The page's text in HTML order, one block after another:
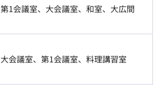
第1会議室、大会議室、和室、大広間
大会議室、第1会議室、料理講習室